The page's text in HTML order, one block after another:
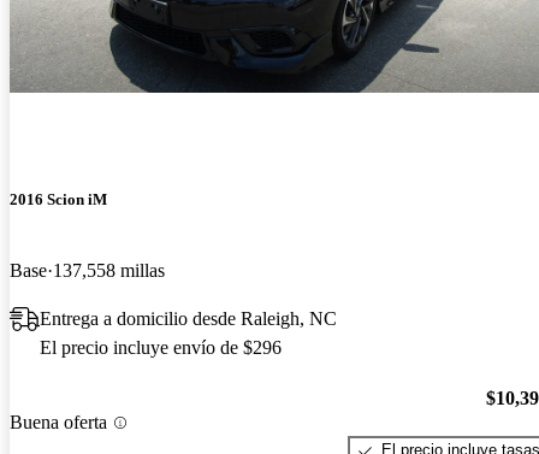
2016 Scion iM
Base 137,558 millas
Entrega a domicilio desde Raleigh, NC
El precio incluye envío de $296
Buena oferta
El precio incluye tasas